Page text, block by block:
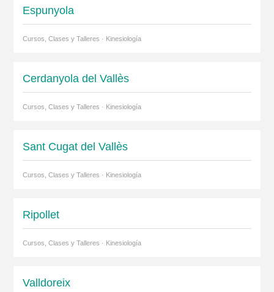
Espunyola
Cursos, Clases y Talleres · Kinesiología
Cerdanyola del Vallès
Cursos, Clases y Talleres · Kinesiología
Sant Cugat del Vallès
Cursos, Clases y Talleres · Kinesiología
Ripollet
Cursos, Clases y Talleres · Kinesiología
Valldoreix